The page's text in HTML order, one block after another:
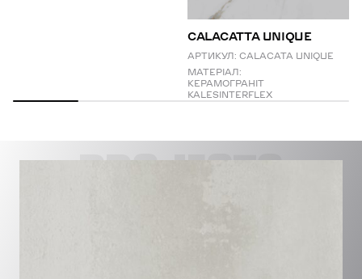
СALACATTA UNIQUE
АРТИКУЛ: CALACATA UNIQUE
МАТЕРІАЛ:
КЕРАМОГРАНІТ
KALESINTERFLEX
PROJECTS